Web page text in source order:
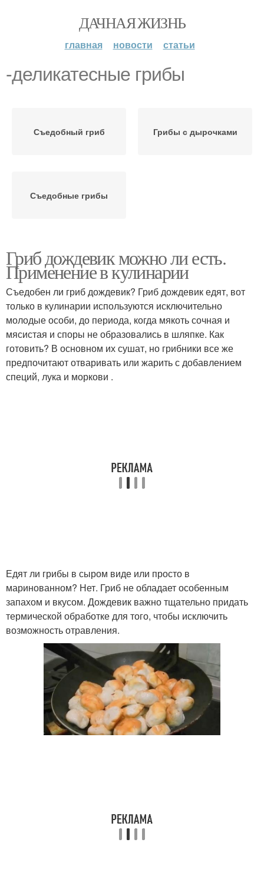
ДАЧНАЯ ЖИЗНЬ
главная новости статьи
-деликатесные грибы
Съедобный гриб Грибы с дырочками
Съедобные грибы
Гриб дождевик можно ли есть.
Применение в кулинарии
Съедобен ли гриб дождевик? Гриб дождевик едят, вот
только в кулинарии используются исключительно
молодые особи, до периода, когда мякоть сочная и
мясистая и споры не образовались в шляпке. Как
готовить? В основном их сушат, но грибники все же
предпочитают отваривать или жарить с добавлением
специй, лука и моркови .
Едят ли грибы в сыром виде или просто в
маринованном? Нет. Гриб не обладает особенным
запахом и вкусом. Дождевик важно тщательно придать
термической обработке для того, чтобы исключить
возможность отравления.